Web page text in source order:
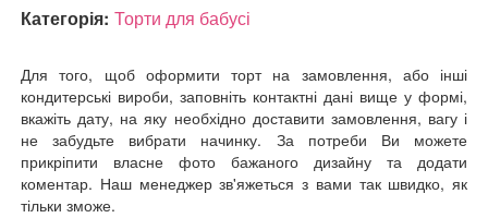
Категорія: Торти для бабусі
Для того, щоб оформити торт на замовлення, або інші
кондитерські вироби, заповніть контактні дані вище у формі,
вкажіть дату, на яку необхідно доставити замовлення, вагу і
не забудьте вибрати начинку. За потреби Ви можете
прикріпити власне фото бажаного дизайну та додати
коментар. Наш менеджер зв'яжеться з вами так швидко, як
тільки зможе.